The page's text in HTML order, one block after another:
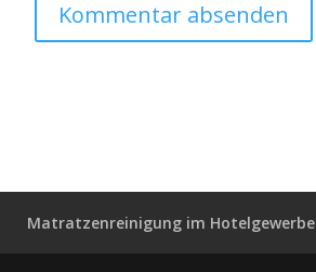
Matratzenreinigung im Hotelgewerbe